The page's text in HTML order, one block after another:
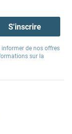
S'inscrire
de nos offres
sur la